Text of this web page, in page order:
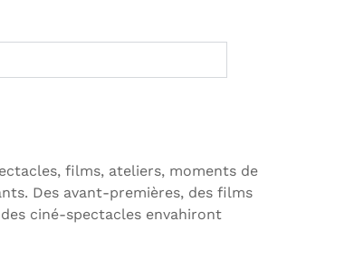
films, ateliers, moments de
Des avant-premières, des films
ciné-spectacles envahiront